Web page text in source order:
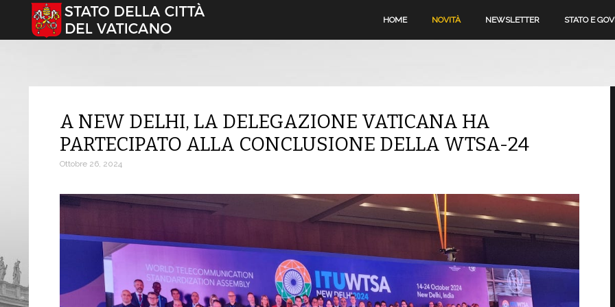
Seleziona la tua lingua HOME NOVITÀ NEWSLETTER STATO E
A NEW DELHI, LA DELEGAZIONE VATICANA HA
PARTECIPATO ALLA CONCLUSIONE DELLA WTSA-24
Ottobre 26, 2024